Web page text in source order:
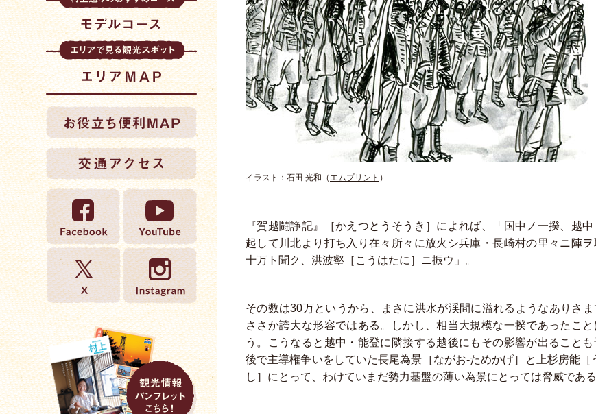
イラスト：石田 光和 （ エムプリント ）
『賀越鬪諍記』［かえつとうそうき］によれば、「国中ノ一揆、越
起して川北より打ち入り在々所々に放火シ兵庫・長崎村の里々ニ陣
十万ト聞ク、洪波壑［こうはたに］ニ振ウ」。
その数は30万というから、まさに洪水が渓間に溢れるようなありさ
ささか誇大な形容ではある。しかし、相当大規模な一揆であったこ
う。こうなると越中・能登に隣接する越後にもその影響が出ること
後で主導権争いをしていた長尾為景［ながお-ためかげ］と上杉房能［
し］にとって、わけていまだ勢力基盤の薄い為景にとっては脅威である